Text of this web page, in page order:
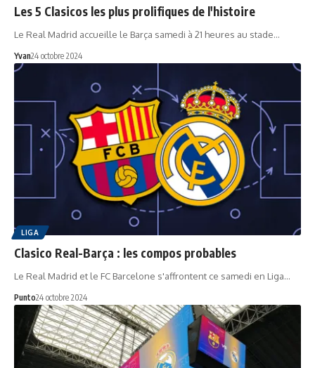
Les 5 Clasicos les plus prolifiques de l'histoire
Le Real Madrid accueille le Barça samedi à 21 heures au stade…
Yvan24 octobre 2024
LIGA
Clasico Real-Barça : les compos probables
Le Real Madrid et le FC Barcelone s'affrontent ce samedi en Liga…
Punto24 octobre 2024